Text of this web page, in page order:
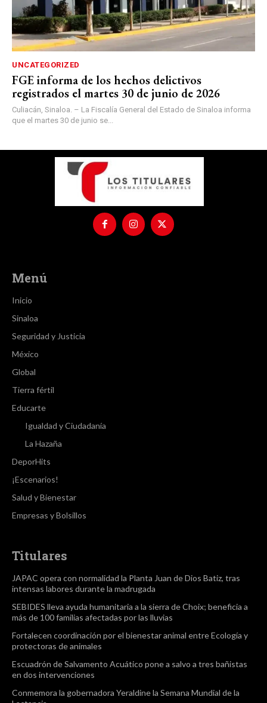
UNCATEGORIZED
FGE informa de los hechos delictivos
registrados el martes 30 de junio de 2026
Culiacán, Sinaloa. – La Fiscalía General del Estado de Sinaloa informa
que el martes 30 de junio se...
Menú
Inicio
Sinaloa
Seguridad y Justicia
México
Global
Tierra fértil
Educarte
Igualdad y Ciudadanía
La Hazaña
DeporHits
¡Escenarios!
Salud y Bienestar
Empresas y Bolsillos
Titulares
JAPAC opera con normalidad la Planta Juan de Dios Batiz, tras
intensas labores durante la madrugada
SEBIDES lleva ayuda humanitaria a la sierra de Choix; beneficia a
más de 100 familias afectadas por las lluvias
Fortalecen coordinación por el bienestar animal entre Ecología y
protectoras de animales
Escuadrón de Salvamento Acuático pone a salvo a tres bañistas
en dos intervenciones
Conmemora la gobernadora Yeraldine la Semana Mundial de la